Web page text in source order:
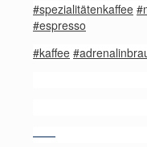
#spezialitätenkaffee
#espresso
#kaffee
——